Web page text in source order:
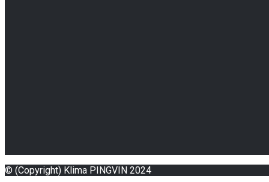
© (Copyright) Klima PINGVIN 2024